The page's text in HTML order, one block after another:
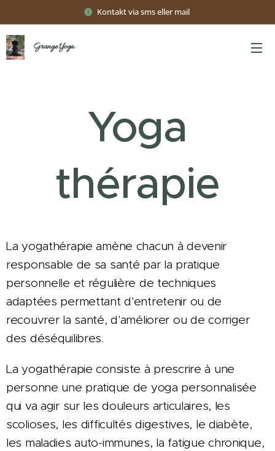
Kontakt via sms eller mail
Grange Yoga
Yoga
thérapie
La yogathérapieamène chacun à devenir
responsable de sa santé par la pratique
personnelle et régulière de techniques
adaptées permettant d'entretenir ou de
recouvrer la santé, d'améliorer ou de corriger
des déséquilibres.
La yogathérapie consiste à prescrire à une
personne une pratique de yoga personnalisée
qui va agir sur les douleurs articulaires, les
scolioses, les difficultés digestives, le diabète,
les maladies auto-immunes, la fatigue chronique,